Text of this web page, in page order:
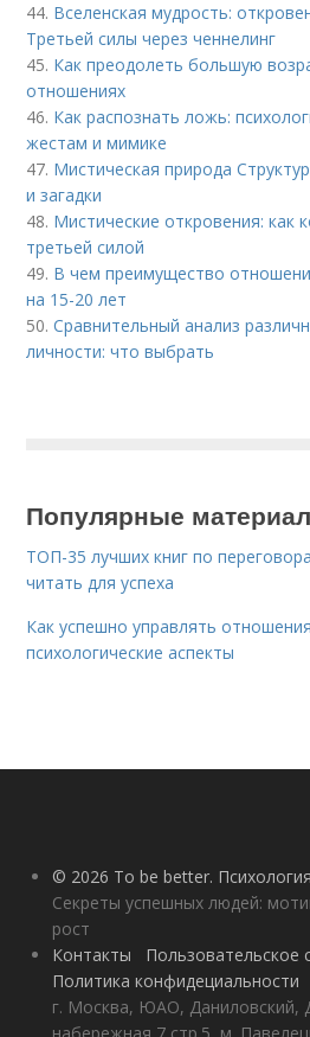
44. Вселенская мудрость:
Третьей силы через ченнелинг
45. Как преодолеть большую
отношениях
46. Как распознать ложь:
жестам и мимике
47. Мистическая природа
и загадки
48. Мистические откровения: как
третьей силой
49. В чем преимущество
на 15-20 лет
50.Сравнительный анализ
личности: что выбрать
Популярные
ТОП-35 лучших книг по
читать для успеха
Как успешно управлять
психологические аспекты
© 2026 To be better.
Секреты успешных людей:
рост
Контакты
Пользовательское
Политика конфидециальности
г. Москва, ЮАО, Даниловский,